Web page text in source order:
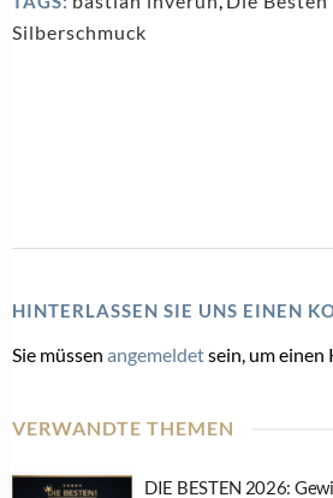
Silberschmuck
HINTERLASSEN SIE UNS EINEN
Sie müssen angemeldetsein, um einen
VERWANDTE THEMEN
DIE BESTEN 2026: